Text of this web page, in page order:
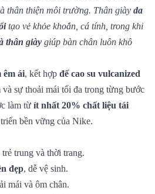
thân thiện môi trường. Thân giày da
tạo vẻ khỏe khoắn, cá tính, trong khi
thân giày giúp bàn chân luôn khô
êm ái, kết hợp đế cao su vulcanized
và sự thoải mái tối đa trong từng bước
làm từ ít nhất 20% chất liệu tái
bền vững của Nike.
trẻ trung và thời trang.
đẹp, dễ vệ sinh.
mái và ôm chân.